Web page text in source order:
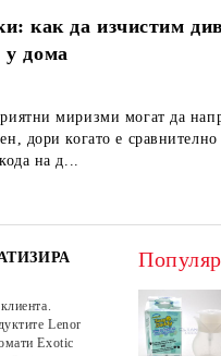
как да изчистим
у дома
миризми могат да
дори когато е сравнително
на д...
Lenor
Exotic